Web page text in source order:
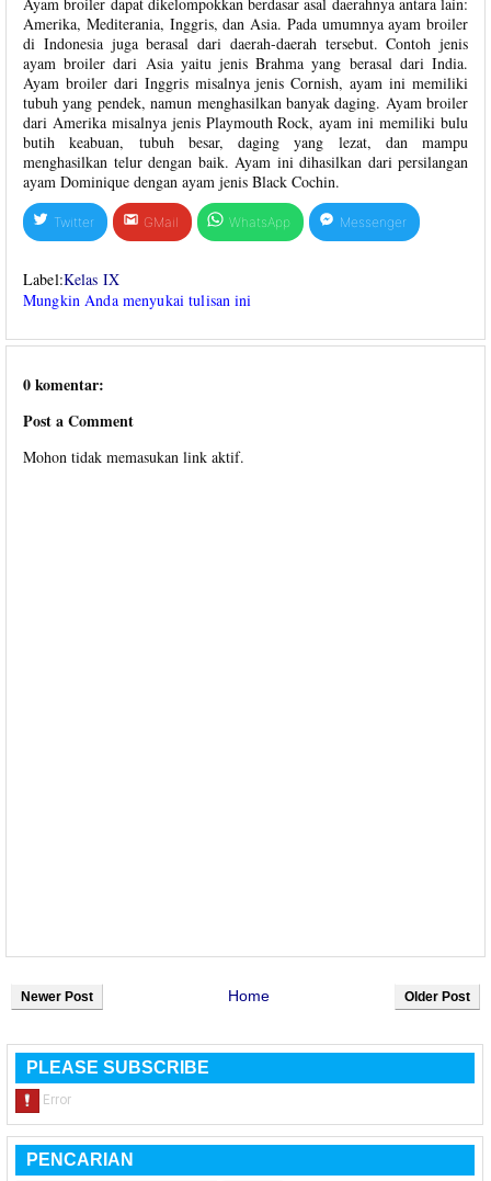
Amerika, Mediterania, Inggris, dan Asia. Pada umumnya ayam broiler
di Indonesia juga berasal dari daerah-daerah tersebut. Contoh jenis
ayam broiler dari Asia yaitu jenis Brahma yang berasal dari India.
Ayam broiler dari Inggris misalnya jenis Cornish, ayam ini memiliki
tubuh yang pendek, namun menghasilkan banyak daging. Ayam broiler
dari Amerika misalnya jenis Playmouth Rock, ayam ini memiliki bulu
butih keabuan, tubuh besar, daging yang lezat, dan mampu
menghasilkan telur dengan baik. Ayam ini dihasilkan dari persilangan
ayam Dominique dengan ayam jenis Black Cochin.
Twitter GMail WhatsApp Messenger
Label:Kelas IX
Mungkin Anda menyukai tulisan ini
0 komentar:
Post a Comment
Mohon tidak memasukan link aktif.
Newer Post Older Post
Home
PLEASE SUBSCRIBE
PENCARIAN